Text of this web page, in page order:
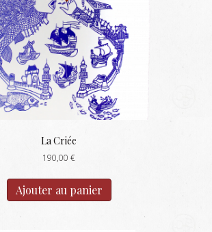
La Criée
190,00 €
Ajouter au panier